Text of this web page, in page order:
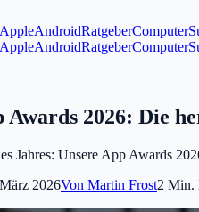
AppleAndroidRatgeberComputer
AppleAndroidRatgeberComputer
Awards 2026: Die
Jahres: Unsere App Awards
2026Von Martin Frost2 Min.